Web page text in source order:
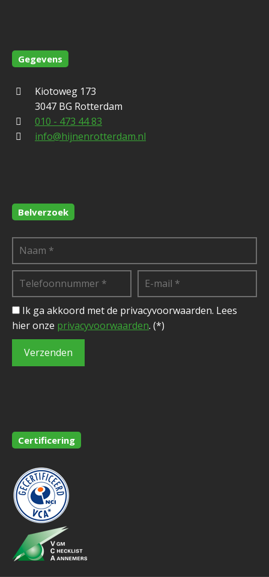
Gegevens
Kiotoweg 173
3047 BG Rotterdam
010 - 473 44 83
info@hijnenrotterdam.nl
Belverzoek
Ik ga akkoord met de privacyvoorwaarden. Lees
hier onze privacyvoorwaarden. (*)
Certificering